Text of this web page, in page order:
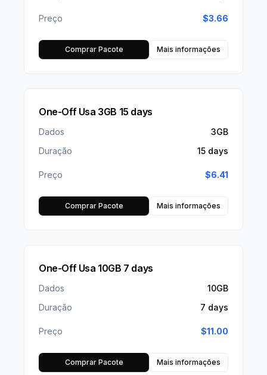
Preço $3.66
Comprar Pacote Mais informações
One-Off Usa 3GB 15 days
Dados
3GB
Duração
15 days
Preço $6.41
Comprar Pacote Mais informações
One-Off Usa 10GB 7 days
Dados
10GB
Duração
7 days
Preço $11.00
Comprar Pacote Mais informações